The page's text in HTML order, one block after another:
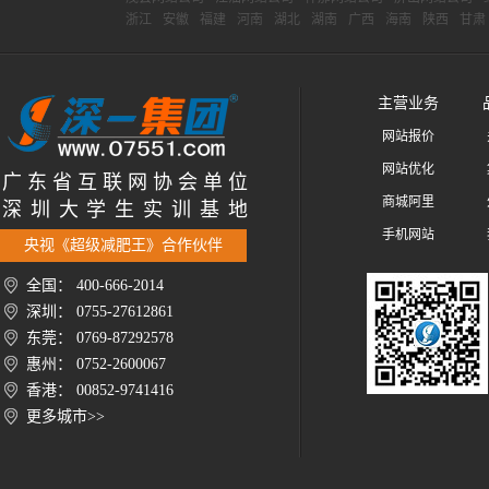
浙江
安徽 福建 河南 湖北 湖南 广西 海南 陕西 甘肃
广 东 省 互 联 网 协 会 单 位
深 圳 大 学 生 实 训 基 地
央视《超级减肥王》合作伙伴
全国： 400-666-2014
深圳： 0755-27612861
东莞： 0769-87292578
惠州： 0752-2600067
香港： 00852-9741416
更多城市>>
主营业务
网站报价
网站优化
商城阿里
手机网站